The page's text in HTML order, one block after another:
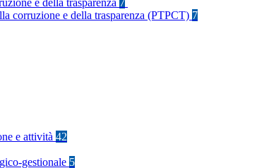
e della trasparenza 7
corruzione e della trasparenza (PTPCT) 7
e attività 42
gestionale 5